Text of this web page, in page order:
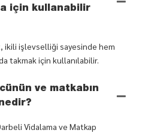
için kullanabilir
işlevselliği sayesinde hem
takmak için kullanılabilir.
ve matkabın
Vidalama ve Matkap